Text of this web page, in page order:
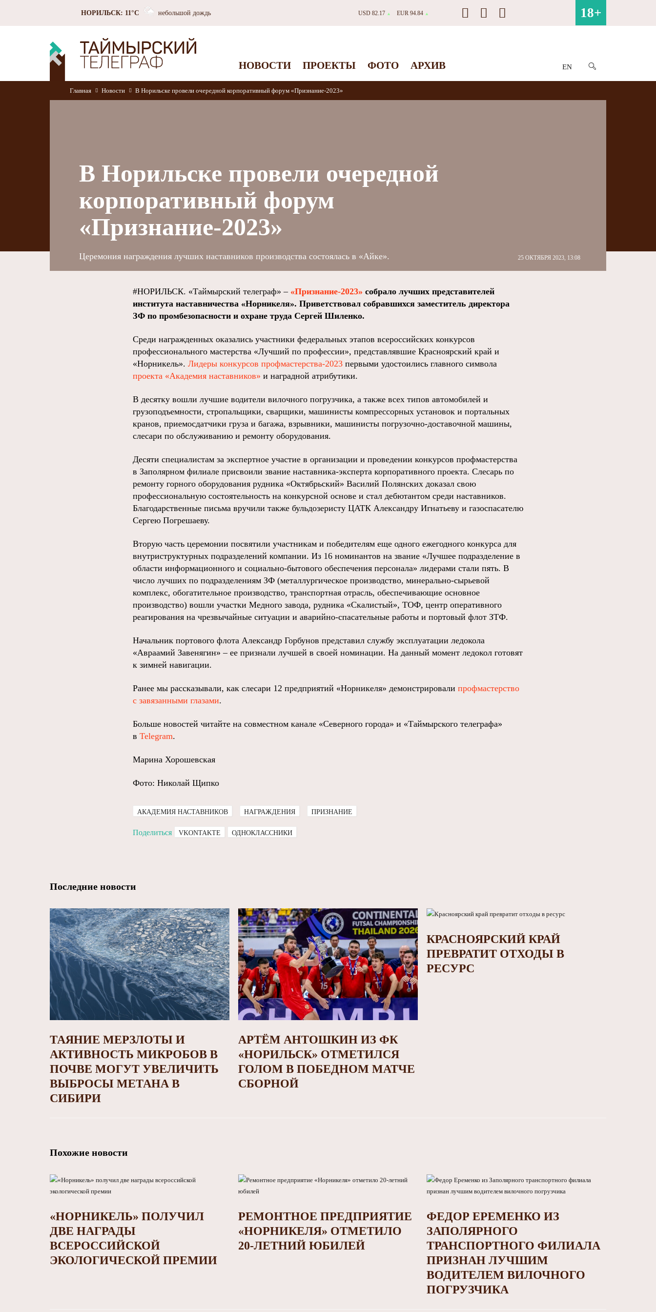
НОРИЛЬСК: 11°C небольшой дождь USD 82.17 ▲ EUR 94.84 ▲ 18+
НОВОСТИ ПРОЕКТЫ ФОТО АРХИВ EN
Главная Новости В Норильске провели очередной корпоративный форум «Признание-2023»
В Норильске провели очередной
корпоративный форум
«Признание-2023»
25 ОКТЯБРЯ 2023, 13:08
Церемония награждения лучших наставников производства состоялась в «Айке».
#НОРИЛЬСК. «Таймырский телеграф» – «Признание-2023» собрало лучших представителей
института наставничества «Норникеля». Приветствовал собравшихся заместитель директора
ЗФ по промбезопасности и охране труда Сергей Шиленко.
Среди награжденных оказались участники федеральных этапов всероссийских конкурсов
профессионального мастерства «Лучший по профессии», представлявшие Красноярский край и
«Норникель». Лидеры конкурсов профмастерства-2023 первыми удостоились главного символа
проекта «Академия наставников» и наградной атрибутики.
В десятку вошли лучшие водители вилочного погрузчика, а также всех типов автомобилей и
грузоподъемности, стропальщики, сварщики, машинисты компрессорных установок и портальных
кранов, приемосдатчики груза и багажа, взрывники, машинисты погрузочно-доставочной машины,
слесари по обслуживанию и ремонту оборудования.
Десяти специалистам за экспертное участие в организации и проведении конкурсов профмастерства
в Заполярном филиале присвоили звание наставника-эксперта корпоративного проекта. Слесарь по
ремонту горного оборудования рудника «Октябрьский» Василий Полянских доказал свою
профессиональную состоятельность на конкурсной основе и стал дебютантом среди наставников.
Благодарственные письма вручили также бульдозеристу ЦАТК Александру Игнатьеву и газоспасателю
Сергею Погрешаеву.
Вторую часть церемонии посвятили участникам и победителям еще одного ежегодного конкурса для
внутриструктурных подразделений компании. Из 16 номинантов на звание «Лучшее подразделение в
области информационного и социально-бытового обеспечения персонала» лидерами стали пять. В
число лучших по подразделениям ЗФ (металлургическое производство, минерально-сырьевой
комплекс, обогатительное производство, транспортная отрасль, обеспечивающие основное
производство) вошли участки Медного завода, рудника «Скалистый», ТОФ, центр оперативного
реагирования на чрезвычайные ситуации и аварийно-спасательные работы и портовый флот ЗТФ.
Начальник портового флота Александр Горбунов представил службу эксплуатации ледокола
«Авраамий Завенягин» – ее признали лучшей в своей номинации. На данный момент ледокол готовят
к зимней навигации.
Ранее мы рассказывали, как слесари 12 предприятий «Норникеля» демонстрировали профмастерство
с завязанными глазами.
Больше новостей читайте на совместном канале «Северного города» и «Таймырского телеграфа»
в Telegram.
Марина Хорошевская
Фото: Николай Щипко
АКАДЕМИЯ НАСТАВНИКОВ НАГРАЖДЕНИЯ ПРИЗНАНИЕ
Поделиться VKONTAKTE ОДНОКЛАССНИКИ
Последние новости
ТАЯНИЕ МЕРЗЛОТЫ И
АКТИВНОСТЬ МИКРОБОВ В
ПОЧВЕ МОГУТ УВЕЛИЧИТЬ
ВЫБРОСЫ МЕТАНА В
СИБИРИ
АРТЁМ АНТОШКИН ИЗ ФК
«НОРИЛЬСК» ОТМЕТИЛСЯ
ГОЛОМ В ПОБЕДНОМ МАТЧЕ
СБОРНОЙ
КРАСНОЯРСКИЙ КРАЙ
ПРЕВРАТИТ ОТХОДЫ В
РЕСУРС
Похожие новости
«НОРНИКЕЛЬ» ПОЛУЧИЛ
ДВЕ НАГРАДЫ
ВСЕРОССИЙСКОЙ
ЭКОЛОГИЧЕСКОЙ ПРЕМИИ
РЕМОНТНОЕ ПРЕДПРИЯТИЕ
«НОРНИКЕЛЯ» ОТМЕТИЛО
20-ЛЕТНИЙ ЮБИЛЕЙ
ФЕДОР ЕРЕМЕНКО ИЗ
ЗАПОЛЯРНОГО
ТРАНСПОРТНОГО ФИЛИАЛА
ПРИЗНАН ЛУЧШИМ
ВОДИТЕЛЕМ ВИЛОЧНОГО
ПОГРУЗЧИКА